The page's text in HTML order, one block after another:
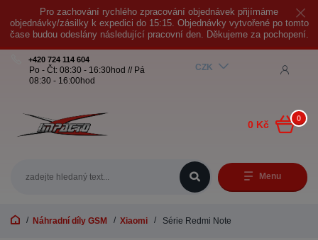
Pro zachování rychlého zpracování objednávek přijímáme
objednávky/zásilky k expedici do 15:15. Objednávky vytvořené po tomto
čase budou odeslány následující pracovní den. Děkujeme za pochopení.
Menu
CZK
+420 724 114 604
Po - Čt: 08:30 - 16:30hod // Pá
08:30 - 16:00hod
0
0 Kč
Náhradní díly GSM Xiaomi Série Redmi Note